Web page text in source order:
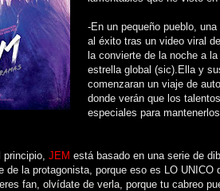
-En un pequeño pueblo,
al éxito tras un video viral
la convierte de la noche a
estrella global (sic).Ella y
comenzaran un viaje de
donde verán que los
especiales para
principio, JEM está basado en una serie de
de la protagonista, porque eso es LO UNICO
fan, olvídate de verla, porque tu cabreo